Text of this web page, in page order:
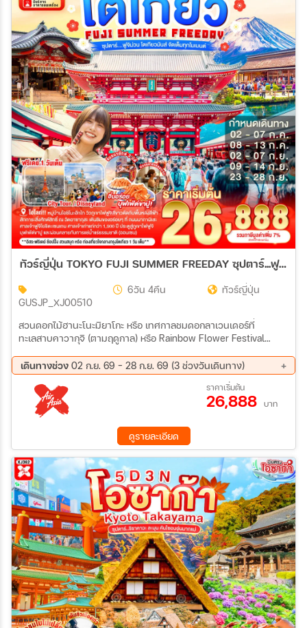
ทัวร์ญี่ปุ่น TOKYO FUJI SUMMER FREEDAY ซุปตาร์...ฟูจิม่วน โตเกียวมันส์ จัดเต็มทุกโมเมนต์ 6วัน 4คืน (XJ)
GUSJP_XJ00510
6วัน 4คืน ทัวร์ญี่ปุ่น
สวนดอกไม้ฮานะโนะมิยาโกะ หรือ เทศกาลชมดอกลาเวนเดอร์ที่
ทะเลสาบคาวากุจิ (ตามฤดูกาล) หรือ Rainbow Flower Festival
เซนเกน – เกาะเอโนชิมะ – ถนนเบ็นไชเท็นนากามิเสะ – วัดอาซากุสะ–
ชมแมวยักษ์ 3 มิติ พร้อมช้อปปิ้ง ย่านชินจูกุ
เดินทางช่วง 02 ก.ย. 69 - 28 ก.ย. 69 (3 ช่วงวันเดินทาง)
02 ก.ย. 69 - 07 ก.ย. 69
09 ก.ย. 69 - 14 ก.ย. 69
23 ก.ย. 69 - 28 ก.ย. 69
ราคาเริ่มต้น
26,888 บาท
ดูรายละเอียด